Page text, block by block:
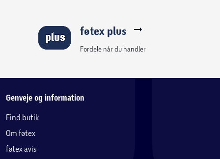
føtex plus
Fordele når du handler
Genveje og information
Find butik
Om føtex
føtex avis